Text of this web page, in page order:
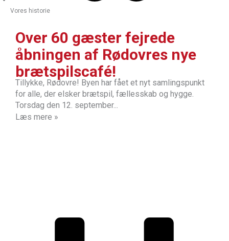
Vores historie
Over 60 gæster fejrede
åbningen af Rødovres nye
brætspilscafé!
Tillykke, Rødovre! Byen har fået et nyt samlingspunkt
for alle, der elsker brætspil, fællesskab og hygge.
Torsdag den 12. september...
Læs mere »